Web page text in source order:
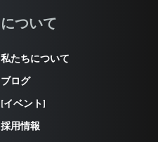
について
私たちについて
ブログ
[イベント]
採用情報